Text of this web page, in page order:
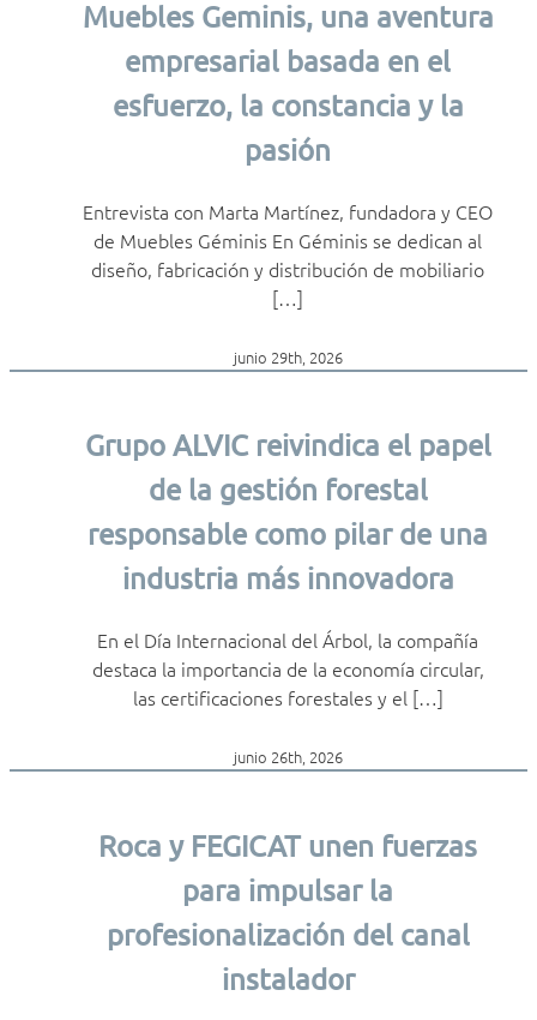
Muebles Geminis, una aventura
empresarial basada en el
esfuerzo, la constancia y la
pasión
Entrevista con Marta Martínez, fundadora y CEO
de Muebles Géminis En Géminis se dedican al
diseño, fabricación y distribución de mobiliario
[…]
junio 29th, 2026
Grupo ALVIC reivindica el papel
de la gestión forestal
responsable como pilar de una
industria más innovadora
En el Día Internacional del Árbol, la compañía
destaca la importancia de la economía circular,
las certificaciones forestales y el […]
junio 26th, 2026
Roca y FEGICAT unen fuerzas
para impulsar la
profesionalización del canal
instalador